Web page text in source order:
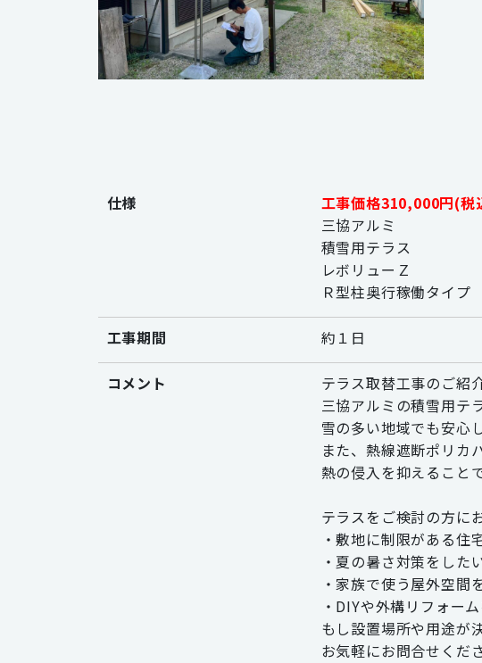
仕様
工事価格310,000円(税
三協アルミ
積雪用テラス
レボリューＺ
Ｒ型柱奥行稼働タイプ
工事期間 約１日
コメント
テラス取替工事のご紹介
三協アルミの積雪用テ
雪の多い地域でも安心
また、熱線遮断ポリカ
熱の侵入を抑えること
テラスをご検討の方に
・敷地に制限がある住
・夏の暑さ対策をした
・家族で使う屋外空間
・DIYや外構リフォー
もし設置場所や用途が
お気軽にお問合せくだ